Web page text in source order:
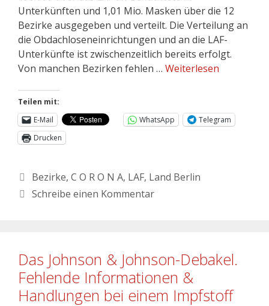
Unterkünften und 1,01 Mio. Masken über die 12
Bezirke ausgegeben und verteilt. Die Verteilung an
die Obdachloseneinrichtungen und an die LAF-
Unterkünfte ist zwischenzeitlich bereits erfolgt.
Von manchen Bezirken fehlen … Weiterlesen
Teilen mit:
E-Mail
WhatsApp
Telegram
Drucken
Bezirke, C O R O N A, LAF, Land Berlin
Schreibe einen Kommentar
Das Johnson & Johnson-Debakel.
Fehlende Informationen &
Handlungen bei einem Impfstoff